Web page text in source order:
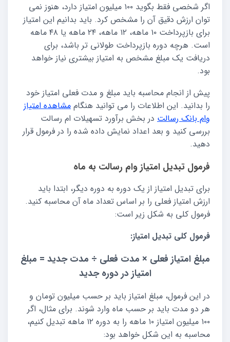
اگر شخصی فقط بگوید ۱۰۰ میلیون امتیاز دارد، هنوز نمی
توان ارزش دقیق آن را مشخص کرد. باید بدانیم این امتیاز
برای بازپرداخت ۱۰ ماهه، ۱۲ ماهه، ۲۴ ماهه یا ۴۸ ماهه
است. هرچه دوره بازپرداخت طولانی تر باشد، برای
دریافت یک مبلغ مشخص به امتیاز بیشتری نیاز خواهد
بود.
پیش از انجام محاسبه باید مبلغ و مدت فعلی امتیاز خود
را بدانید. این اطلاعات را می توانید هنگام مشاهده امتیاز
وام بانک رسالت در بخش برآورد تسهیلات ام رسالت
بررسی کنید و بعد اعداد نمایش داده شده را در فرمول قرار
دهید.
فرمول تبدیل امتیاز وام رسالت به ماه
برای تبدیل امتیاز از یک دوره به دوره دیگر، ابتدا باید
ارزش امتیاز فعلی را بر اساس تعداد ماه آن محاسبه کنید.
فرمول کلی به شکل زیر است:
فرمول کلی تبدیل امتیاز:
مبلغ امتیاز فعلی × مدت فعلی ÷ مدت جدید = مبلغ
امتیاز در دوره جدید
در این فرمول، مبلغ امتیاز باید بر حسب میلیون تومان و
هر دو مدت باید بر حسب ماه وارد شوند. برای مثال، اگر
۱۰۰ میلیون امتیاز ۱۰ ماهه را به دوره ۱۲ ماهه تبدیل کنیم،
محاسبه به این شکل خواهد بود: